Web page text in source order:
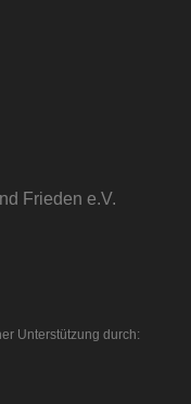
Frieden e.V.
Unterstützung durch: